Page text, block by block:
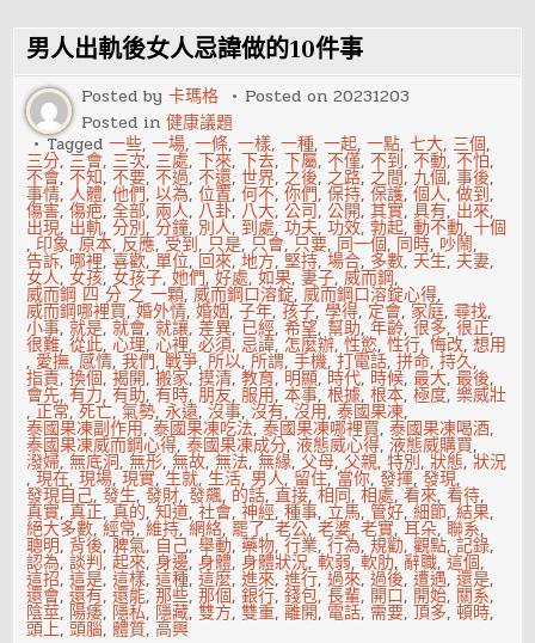
情
有
哪
些
心
理
徵
兆
男人出軌後女人忌諱做的10件事
Posted by卡瑪格 Posted on20231203
Posted in健康議題
Tagged一些,一場,一條,一樣,一種,一起,一點,七大, 三個,
三分,三會, 三次, 三處,下來,下去,下屬,不僅,不到,不動,不怕,
不會,不知,不要,不過,不還,世界, 之後, 之路, 之間, 九個,事後,
事情,人體,他們,以為,位置,何不,你們,保持,保護,個人,做到,
傷害,傷疤,全部, 兩人, 八卦, 八大,公司,公開,其實,具有, 出來,
出現, 出軌,分別,分鐘, 別人, 到處,功夫,功效,勃起,動不動,十個
, 印象,原本, 反應, 受到, 只是, 只會, 只要, 同一個, 同時, 吵鬧,
告訴, 哪裡,喜歡,單位, 回來,地方,堅持,場合, 多數, 天生, 夫妻,
女人,女孩,女孩子,她們,好處,如果,妻子,威而鋼,
威而鋼 四 分 之 一顆,威而鋼口溶錠,威而鋼口溶錠心得,
威而鋼哪裡買,婚外情,婚姻,子年,孩子,學得, 定會, 家庭,尋找,
小事,就是,就會,就讓,差異, 已經,希望,幫助,年齡,很多,很正,
很難,從此,心理,心裡,必須, 忌諱, 怎麼辦,性慾,性行,悔改,想用
, 愛撫,感情,我們,戰爭,所以,所謂,手機,打電話,拼命,持久,
指責,換個,揭開,搬家,摸清,教育, 明顯, 時代, 時候,最大,最後,
會先,有力,有助,有時,朋友,服用,本事,根據,根本,極度,樂威壯
,正常,死亡,氣勢,永遠,沒事,沒有,沒用,泰國果凍,
泰國果凍副作用,泰國果凍吃法,泰國果凍哪裡買,泰國果凍喝酒,
泰國果凍威而鋼心得,泰國果凍成分,液態威心得,液態威購買,
潑婦,無底洞,無形,無故,無法,無緣,父母,父親,特別,狀態,狀況
,現在,現場,現實,生就,生活, 男人, 留住, 當你,發揮,發現,
發現自己,發生,發財,發飆, 的話,直接,相同,相處,看來,看待,
真實,真正,真的,知道,社會,神經,種事,立馬,管好,細節,結果,
絕大多數,經常,維持,網絡, 罷了,老公,老婆,老實,耳朵,聯系,
聰明, 背後,脾氣, 自己,舉動,藥物,行業,行為,規勸,觀點,記錄,
認為,談判,起來,身邊,身體,身體狀況,軟弱,軟肋, 辭職,這個,
這招,這是,這樣,這種,這麼,進來,進行,過來,過後,遭遇,還是,
還會,還有,還能,那些,那個,銀行,錢包,長輩, 開口, 開始, 關系,
陰莖, 陽痿, 隱私, 隱藏,雙方,雙重,離開, 電話, 需要,頂多,頓時,
頭上,頭腦,體質,高興